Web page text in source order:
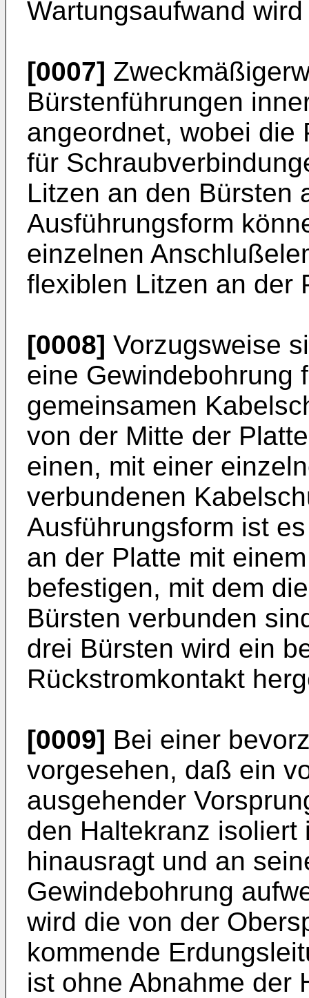
Wartungsaufwand
[0007]
Bürstenführungen
angeordnet, wobei die
für
Litzen an den Bürsten
Ausführungsform
einzelnen
flexiblen Litzen an der
[0008] Vorzugsweise
eine Gewindebohrung
gemeinsamen
von der Mitte der
einen, mit einer
verbundenen
Ausführungsform ist
an der Platte mit
befestigen, mit dem
Bürsten verbunden
drei Bürsten wird ein
Rückstromkontakt
[0009] Bei einer
vorgesehen, daß ein
ausgehender
den Haltekranz
hinausragt und an
Gewindebohrung
wird die von der
kommende
ist ohne Abnahme der